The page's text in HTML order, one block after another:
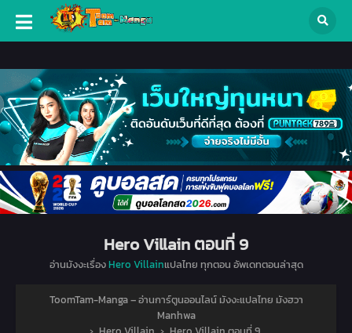
Hero Villain ตอนที่ 9
อ่านมังงะเรื่องHero Villainแปลไทย ทุกตอน อัพเดทตอนล่าสุด
ToomTam-Manga – อ่านการ์ตูนออนไลน์ มังงะแปลไทย มังฮวา
Manhwa